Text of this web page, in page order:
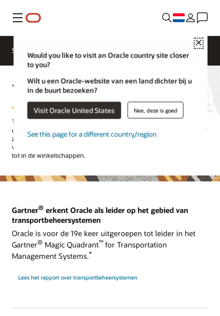
Menu
Close
Would you like to visit an Oracle country site closer
to you?
Wilt u een Oracle-website van een land dichter bij u
in de buurt bezoeken?
Visit Oracle United States Nee, deze is goed
See this page for a different country/region
SCM voor branches
Warehouse Management
Transformeer magazijnprocessen zodat deze voldoen aan de
uitdagingen van de hedendaagse, vraaggestuurde markt en beheer
zo op succesvolle wijze complexe afhandelingsactiviteiten en
verschaf inzicht in de gehele voorraad, vanaf het distributiecentrum
tot in de winkelschappen.
Gartner® erkent Oracle als leider op het gebied van
transportbeheersystemen
Oracle is voor de 19e keer uitgeroepen tot leider in het
Gartner® Magic Quadrant™ for Transportation
Management Systems.*
Lees het rapport over transportbeheersystemen